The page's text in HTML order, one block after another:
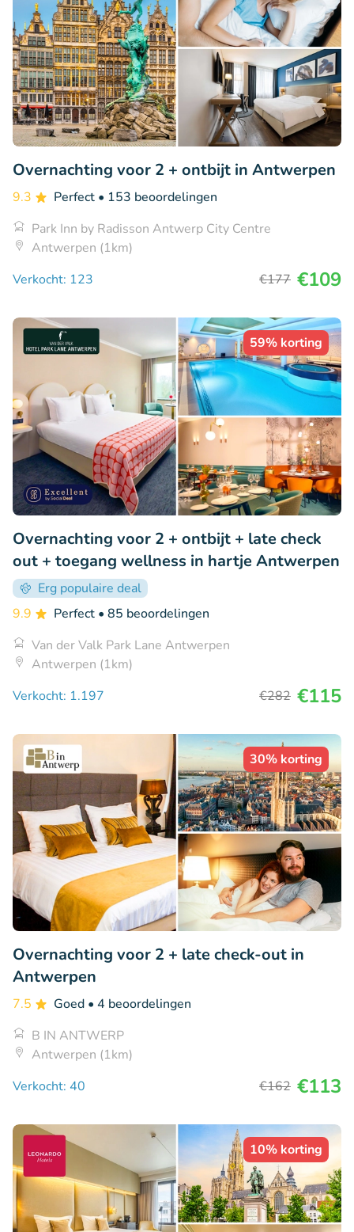
Overnachting voor 2 + ontbijt in Antwerpen
9.3 Perfect • 153 beoordelingen
Park Inn by Radisson Antwerp City Centre
Antwerpen (1km)
Verkocht: 123
€177 €109
59% korting
Overnachting voor 2 + ontbijt + late check
out + toegang wellness in hartje Antwerpen
Erg populaire deal
9.9
Perfect • 85 beoordelingen
Van der Valk Park Lane Antwerpen
Antwerpen (1km)
Verkocht: 1.197
€282 €115
30% korting
Overnachting voor 2 + late check-out in
Antwerpen
7.5 Goed • 4 beoordelingen
B IN ANTWERP
Antwerpen (1km)
Verkocht: 40
€162 €113
10% korting